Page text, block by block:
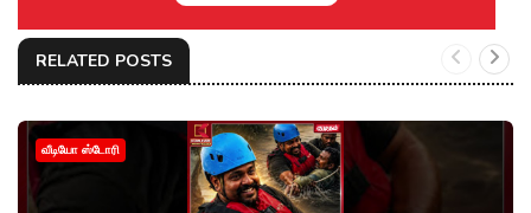
RELATED POSTS
வீடியோ ஸ்டோரி